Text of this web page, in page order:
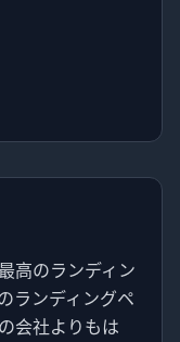
高のランディン
ランディングペ
会社よりもは